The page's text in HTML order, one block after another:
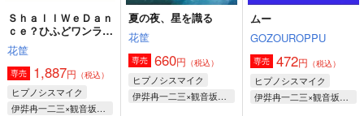
ＳｈａｌｌＷｅＤａｎ
ｃｅ？ひふどワンライ
まとめログ０3
花筐
専売 1,887円 （税込）
ヒプノシスマイク
伊弉冉一二三×観音坂独歩
夏の夜、星を識る
花筐
専売 660円 （税込）
ヒプノシスマイク
伊弉冉一二三×観音坂独歩
ムー
GOZOUROPPU
専売 472円 （税込）
ヒプノシスマイク
伊弉冉一二三×観音坂独歩